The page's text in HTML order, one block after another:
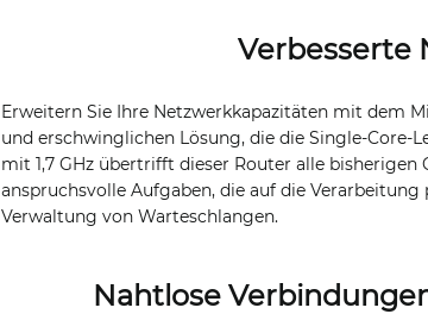
Verbesserte
Erweitern Sie Ihre Netzwerkkapazitäten mit dem
und erschwinglichen Lösung, die die Single-Core-
mit 1,7 GHz übertrifft dieser Router alle
anspruchsvolle Aufgaben, die auf die
Verwaltung von Warteschlangen.
Nahtlose